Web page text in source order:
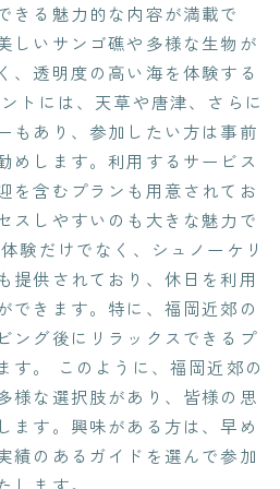
きる魅力的な内容が満載で
しいサンゴ礁や多様な生物が
、透明度の高い海を体験する
トには、天草や唐津、さらに
もあり、参加したい方は事前
めします。利用するサービス
を含むプランも用意されてお
スしやすいのも大きな魅力で
験だけでなく、シュノーケリ
提供されており、休日を利用
できます。特に、福岡近郊の
ング後にリラックスできるプ
す。 このように、福岡近郊の
様な選択肢があり、皆様の思
ます。興味がある方は、早め
績のあるガイドを選んで参加